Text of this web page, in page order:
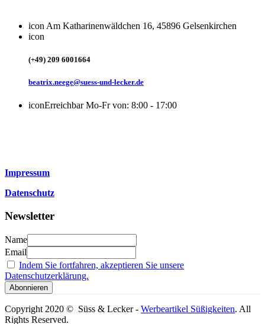
icon Am Katharinenwäldchen 16, 45896 Gelsenkirchen
icon
(+49) 209 6001664
beatrix.neege@suess-und-lecker.de
iconErreichbar Mo-Fr von: 8:00 - 17:00
Impressum
Datenschutz
Newsletter
Name
Email
Indem Sie fortfahren, akzeptieren Sie unsere
Datenschutzerklärung.
Copyright 2020 © Süss & Lecker - Werbeartikel Süßigkeiten. All
Rights Reserved.